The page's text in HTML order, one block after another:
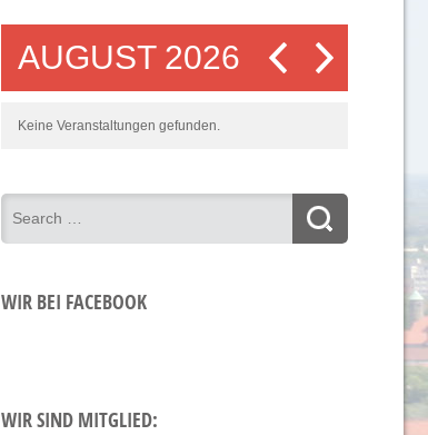
AUGUST 2026
Keine Veranstaltungen gefunden.
WIR BEI FACEBOOK
WIR SIND MITGLIED: